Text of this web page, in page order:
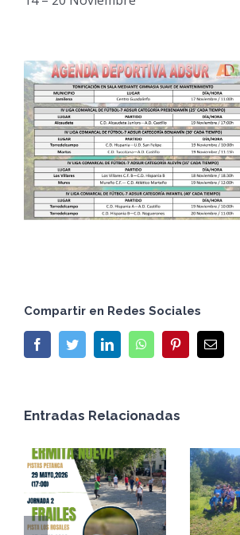
Compartir en Redes Sociales
FacebookTwitterLinkedInWhatsAppPinterestEmail
Entradas Relacionadas